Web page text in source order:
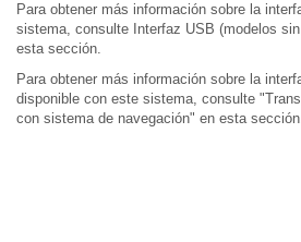
Para obtener más información sobre la
sistema, consulte Interfaz USB (modelos
esta sección.
Para obtener más información sobre la
disponible con este sistema, consulte
con sistema de navegación" en esta